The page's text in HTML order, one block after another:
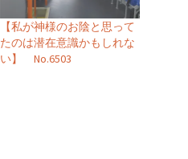
【私が神様のお陰と思って
たのは潜在意識かもしれな
い】 No.6503